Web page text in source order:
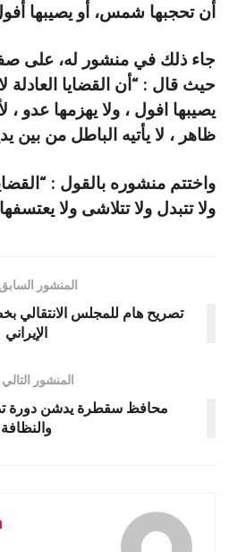
أن تحجبها شمس، أو يصيبها
جاء ذلك في منشور له، على
حيث قال : “أن القضايا العادلة
يصيبها افول ، ولا يهزمها عدو ،
ظاهر ، لا يأتيه الباطل من بين
واختتم منشوره بالقول :
ولا تتبدل ولا تتلاشى ولا يعتسفها
المنشور السابق
تصريح هام للمجلس الانتقالي
الإيراني
المنشور التالي
محافظ سقطرة يدشن دورة
والنظافة